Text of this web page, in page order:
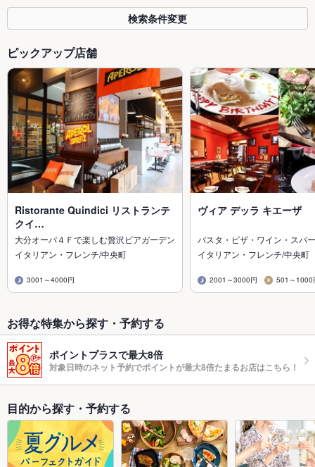
検索条件変更
ピックアップ店舗
Ristorante Quindici リストランテ
クイ…
大分オーパ４Ｆで楽しむ贅沢ビアガーデン
イタリアン・フレンチ/中央町
3001～4000円
ヴィア デッラ キエーザ
パスタ・ピザ・ワイン・スパ
イタリアン・フレンチ/中央町
2001～3000円 501～1000
お得な特集から探す・予約する
ポイントプラスで最大8倍
対象日時のネット予約でポイントが最大8倍たまるお店はこちら！
目的から探す・予約する